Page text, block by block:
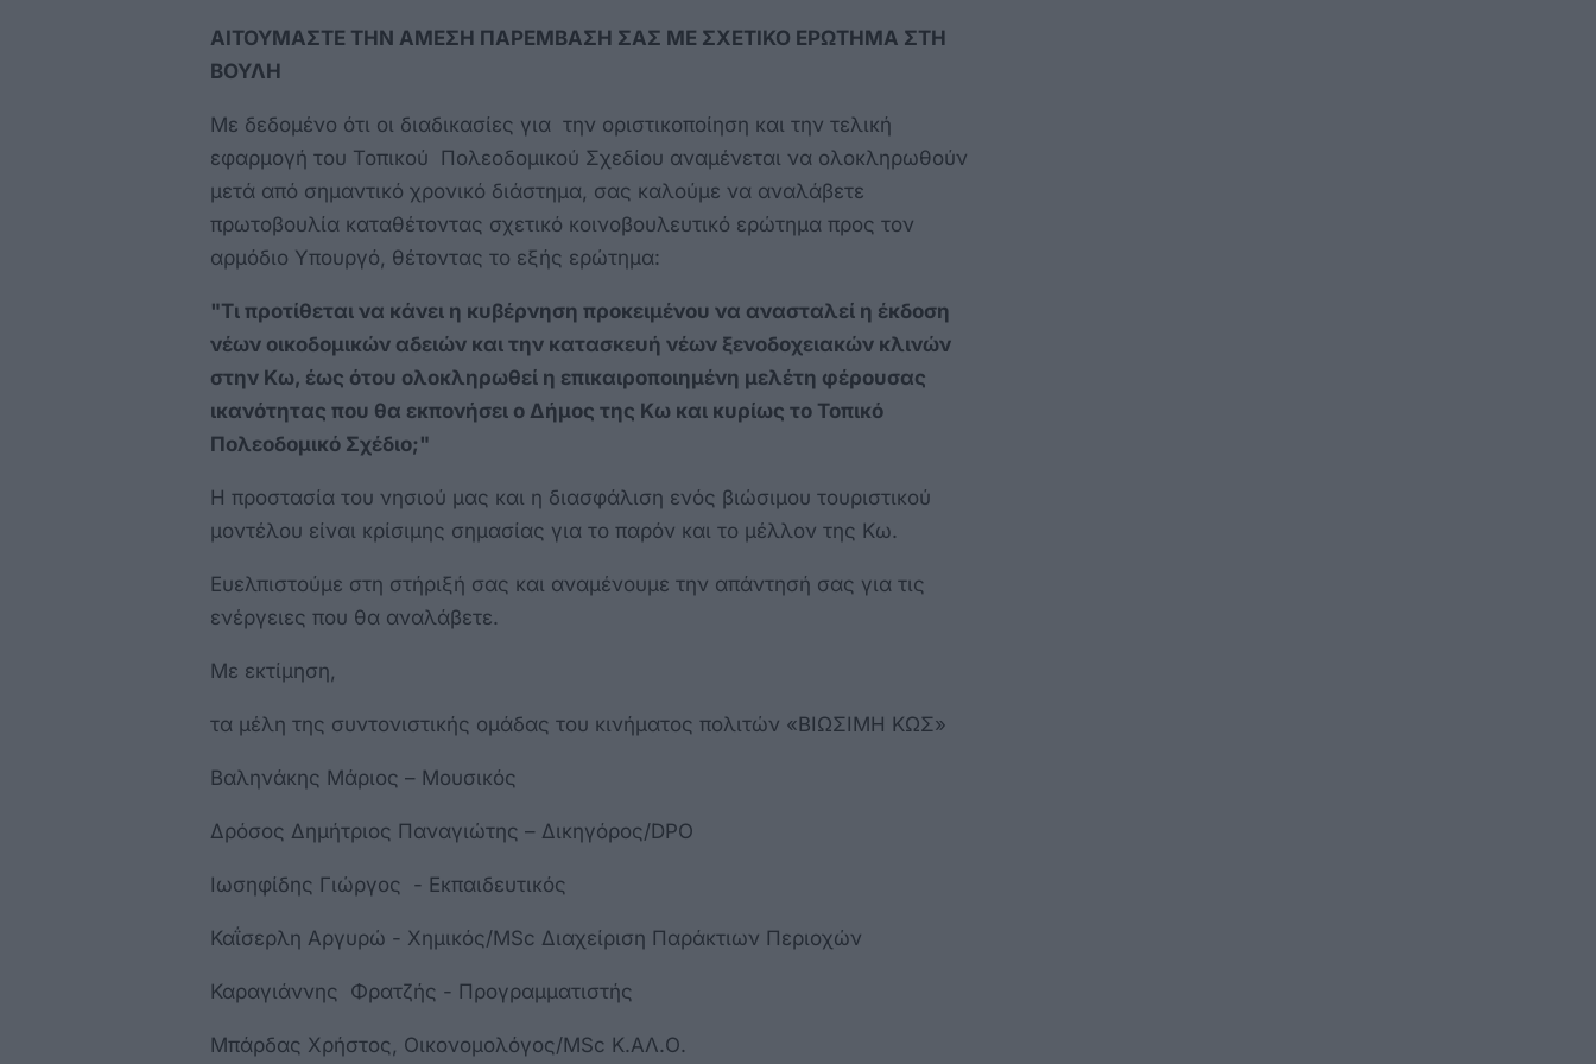
ΑΙΤΟΥΜΑΣΤΕ ΤΗΝ ΑΜΕΣΗ ΠΑΡΕΜΒΑΣΗ ΣΑΣ ΜΕ ΣΧΕΤΙΚΟ ΕΡΩΤΗΜΑ ΣΤΗ
ΒΟΥΛΗ
Με δεδομένο ότι οι διαδικασίες για την οριστικοποίηση και την τελική
εφαρμογή του Τοπικού Πολεοδομικού Σχεδίου αναμένεται να ολοκληρωθούν
μετά από σημαντικό χρονικό διάστημα, σας καλούμε να αναλάβετε
πρωτοβουλία καταθέτοντας σχετικό κοινοβουλευτικό ερώτημα προς τον
αρμόδιο Υπουργό, θέτοντας το εξής ερώτημα:
"Τι προτίθεται να κάνει η κυβέρνηση προκειμένου να ανασταλεί η έκδοση
νέων οικοδομικών αδειών και την κατασκευή νέων ξενοδοχειακών κλινών
στην Κω, έως ότου ολοκληρωθεί η επικαιροποιημένη μελέτη φέρουσας
ικανότητας που θα εκπονήσει ο Δήμος της Κω και κυρίως το Τοπικό
Πολεοδομικό Σχέδιο;"
Η προστασία του νησιού μας και η διασφάλιση ενός βιώσιμου τουριστικού
μοντέλου είναι κρίσιμης σημασίας για το παρόν και το μέλλον της Κω.
Ευελπιστούμε στη στήριξή σας και αναμένουμε την απάντησή σας για τις
ενέργειες που θα αναλάβετε.
Με εκτίμηση,
τα μέλη της συντονιστικής ομάδας του κινήματος πολιτών «ΒΙΩΣΙΜΗ ΚΩΣ»
Βαληνάκης Μάριος – Μουσικός
Δρόσος Δημήτριος Παναγιώτης – Δικηγόρος/DPO
Ιωσηφίδης Γιώργος - Εκπαιδευτικός
Καΐσερλη Αργυρώ - Χημικός/MSc Διαχείριση Παράκτιων Περιοχών
Καραγιάννης Φρατζής - Προγραμματιστής
Μπάρδας Χρήστος, Οικονομολόγος/MSc Κ.ΑΛ.Ο.